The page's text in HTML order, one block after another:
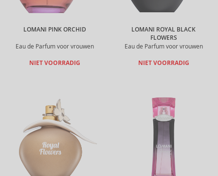
LOMANI PINK ORCHID
Eau de Parfum voor vrouwen
NIET VOORRADIG
LOMANI ROYAL BLACK
FLOWERS
Eau de Parfum voor vrouwen
NIET VOORRADIG